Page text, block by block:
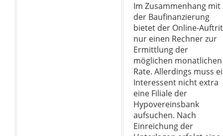
Im Zusammenhang mit
der Baufinanzierung
bietet der Online-
nur einen Rechner zur
Ermittlung der
möglichen monatlichen
Rate. Allerdings muss
Interessent nicht extra
eine Filiale der
Hypovereinsbank
aufsuchen. Nach
Einreichung der